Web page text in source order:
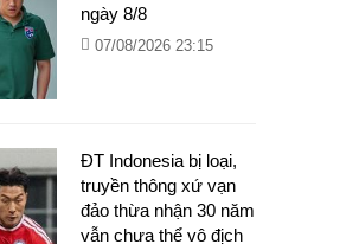
ngày 8/8
07/08/2026 23:15
ĐT Indonesia bị loại,
truyền thông xứ vạn
đảo thừa nhận 30 năm
vẫn chưa thể vô địch